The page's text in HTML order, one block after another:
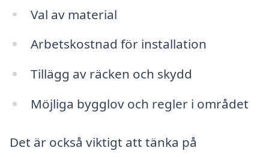
Val av material
Arbetskostnad för installation
Tillägg av räcken och skydd
Möjliga bygglov och regler i området
Det är också viktigt att tänka på